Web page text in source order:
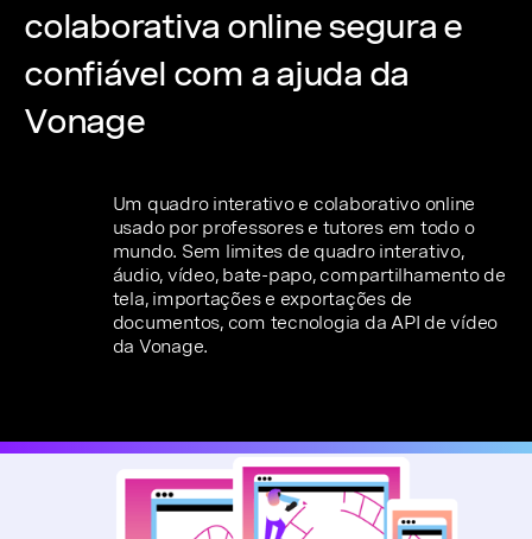
colaborativa online segura e
confiável com a ajuda da
Vonage
Um quadro interativo e colaborativo online
usado por professores e tutores em todo o
mundo. Sem limites de quadro interativo,
áudio, vídeo, bate-papo, compartilhamento de
tela, importações e exportações de
documentos, com tecnologia da API de vídeo
da Vonage.